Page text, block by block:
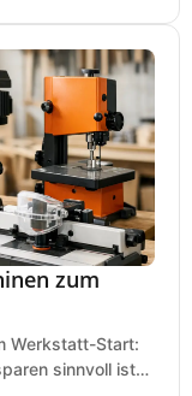
zum
Werkstatt-Start:
sinnvoll ist